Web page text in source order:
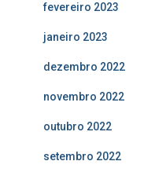
fevereiro 2023
janeiro 2023
dezembro 2022
novembro 2022
outubro 2022
setembro 2022